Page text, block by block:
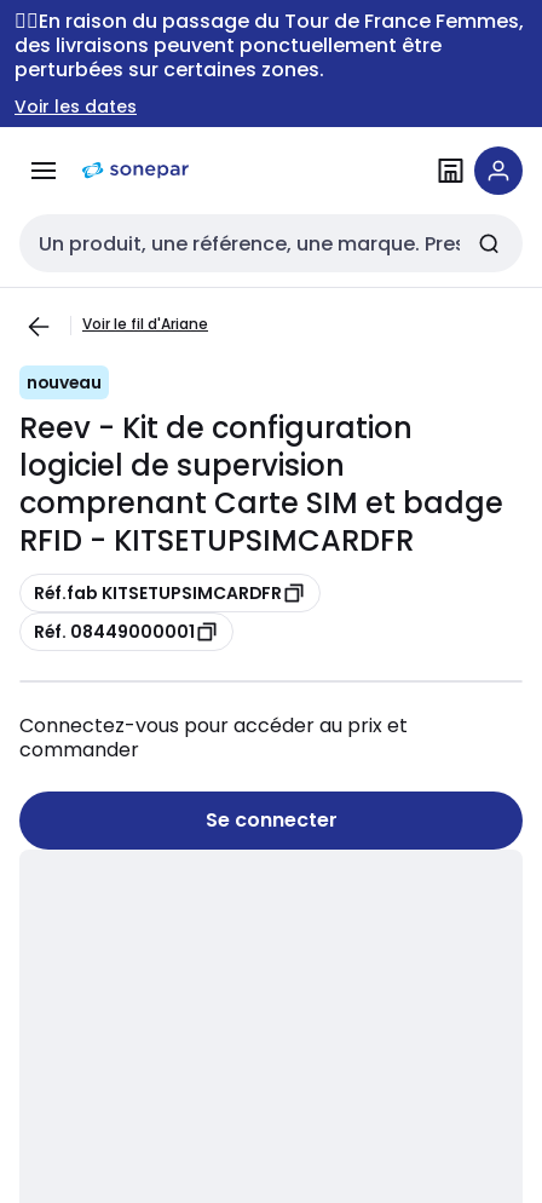
Passer à la
navigation
Passer
au
contenu
🚴‍♂️En raison du passage du Tour de France Femmes,
des livraisons peuvent ponctuellement être
perturbées sur certaines zones.
Voir les dates
Entrée de recherche
Voir le fil d'Ariane
nouveau
Reev - Kit de configuration
logiciel de supervision
comprenant Carte SIM et badge
RFID - KITSETUPSIMCARDFR
Copie
Réf.fab KITSETUPSIMCARDFR
Copie
Réf. 08449000001
Connectez-vous pour accéder au prix et
commander
Se connecter